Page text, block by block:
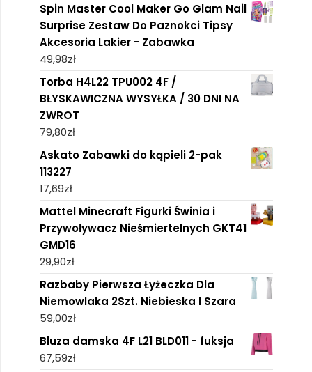
Spin Master Cool Maker Go Glam Nail
Surprise Zestaw Do Paznokci Tipsy
Akcesoria Lakier - Zabawka
49,98zł
Torba H4L22 TPU002 4F /
BŁYSKAWICZNA WYSYŁKA / 30 DNI NA
ZWROT
79,80zł
Askato Zabawki do kąpieli 2-pak
113227
17,69zł
Mattel Minecraft Figurki Świnia i
Przywoływacz Nieśmiertelnych GKT41
GMD16
29,90zł
Razbaby Pierwsza Łyżeczka Dla
Niemowlaka 2Szt. Niebieska I Szara
59,00zł
Bluza damska 4F L21 BLD011 - fuksja
67,59zł